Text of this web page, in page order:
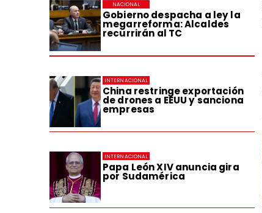
Gobierno despacha a ley la
megarreforma: Alcaldes
recurrirán al TC
NACIONAL
China restringe exportación
de drones a EEUU y sanciona
empresas
INTERNACIONAL
Papa León XIV anuncia gira
por Sudamérica
INTERNACIONAL